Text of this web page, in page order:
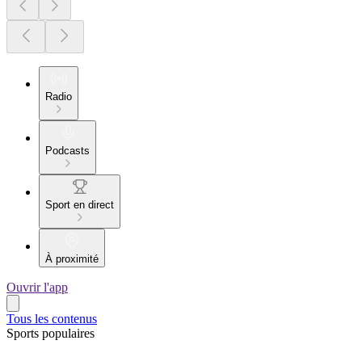
Radio
Podcasts
Sport en direct
À proximité
Ouvrir l'app
Tous les contenus
Sports populaires